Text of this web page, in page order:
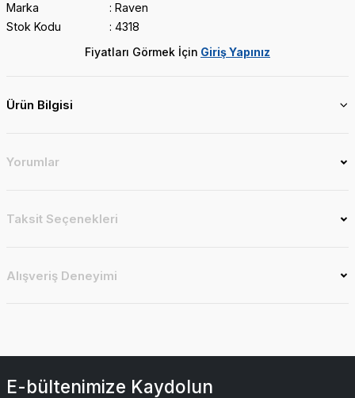
Marka
Raven
Stok Kodu
4318
Fiyatları Görmek İçin Giriş Yapınız
Ürün Bilgisi
Yorumlar
Taksit Seçenekleri
Alışveriş Deneyimi
E-bültenimize Kaydolun